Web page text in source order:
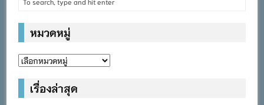
หมวดหมู่
หมวด
เรื่องล่าสุด